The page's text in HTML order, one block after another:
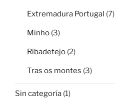
Extremadura Portugal (7)
Minho (3)
Ribadetejo (2)
Tras os montes (3)
Sin categoría (1)